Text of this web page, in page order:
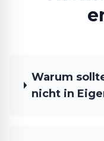
Warum
nicht in